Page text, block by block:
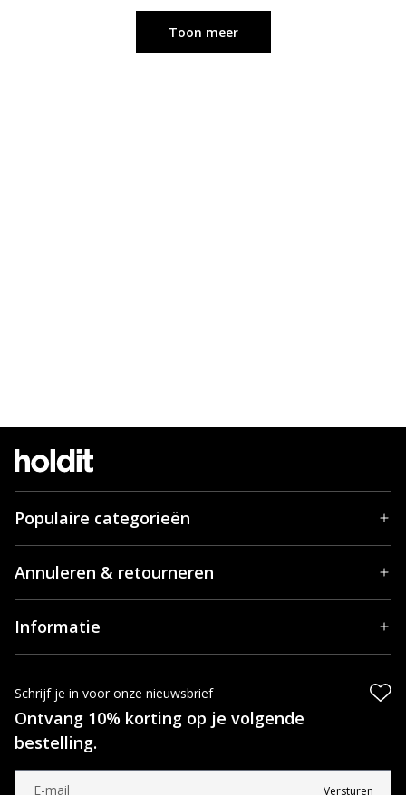
Toon meer
Populaire categorieën
Annuleren & retourneren
Informatie
Schrijf je in voor onze nieuwsbrief
Ontvang 10% korting op je volgende
bestelling.
Versturen